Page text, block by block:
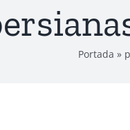
Portada »